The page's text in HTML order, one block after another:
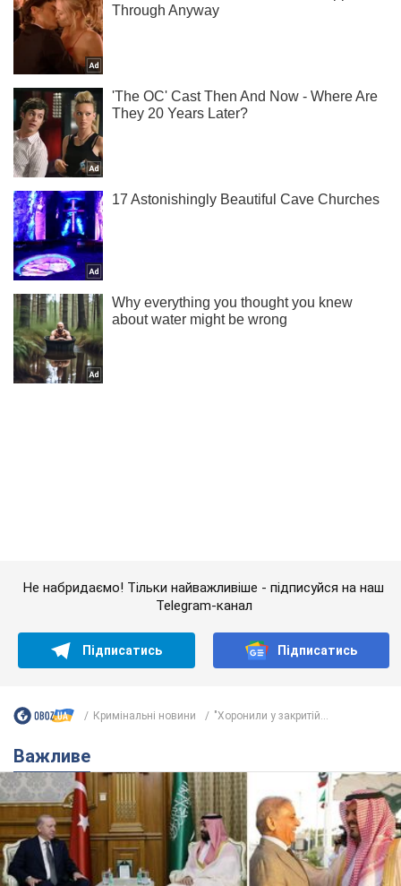
Важливе
Саудівська Аравія, Туреччина та Пакистан
створили азійський аналог НАТО: що відомо
Договір передбачає взаємну підтримку у разі нападу на одну
з держав